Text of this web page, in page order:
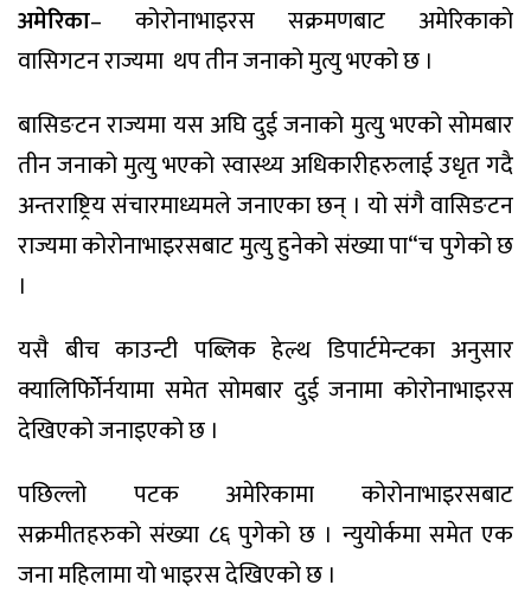
अमेरिका– कोरोनाभाइरस सक्रमणबाट अमेरिकाकाे
वासिगटन राज्यमा थप तीन जनाको मुत्यु भएको छ ।
बासिङटन राज्यमा यस अघि दुई जनाको मुत्यु भएको सोमबार
तीन जनाको मुत्यु भएको स्वास्थ्य अधिकारीहरुलाई उधृत गदै
अन्तराष्ट्रिय संचारमाध्यमले जनाएका छन् । यो संगै वासिङटन
राज्यमा कोरोनाभाइरसबाट मुत्यु हुनेको संख्या पा“च पुगेको छ
।
यसै बीच काउन्टी पब्लिक हेल्थ डिपार्टमेन्टका अनुसार
क्यालिर्फोेिर्नयामा समेत सोमबार दुई जनामा कोरोनाभाइरस
देखिएको जनाइएको छ ।
पछिल्लो पटक अमेरिकामा कोरोनाभाइरसबाट
सक्रमीतहरुको संख्या ८६ पुगेको छ । न्युयोर्कमा समेत एक
जना महिलामा यो भाइरस देखिएको छ ।